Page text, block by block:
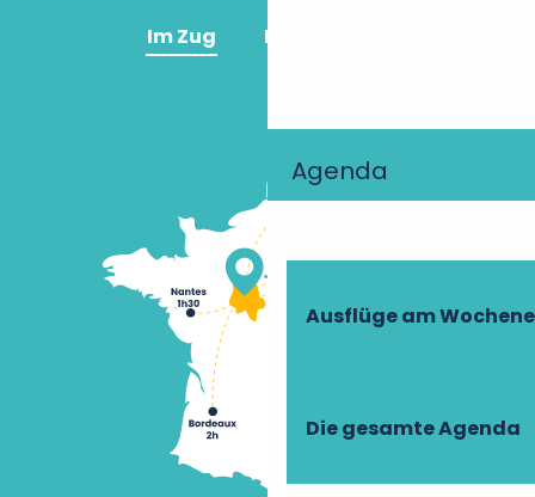
Agenda
Ausflüge am
Die gesamte Agenda
Im Zug Im Flugzeug